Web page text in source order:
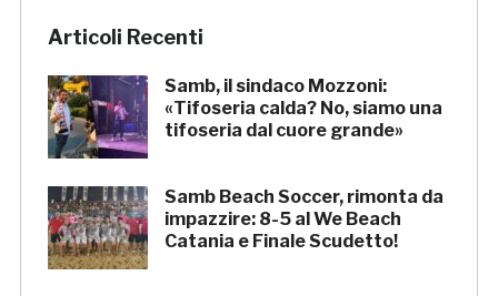
Articoli Recenti
Samb, il sindaco Mozzoni:
«Tifoseria calda? No, siamo una
tifoseria dal cuore grande»
Samb Beach Soccer, rimonta da
impazzire: 8-5 al We Beach
Catania e Finale Scudetto!